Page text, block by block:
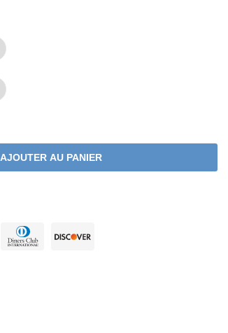
AJOUTER AU PANIER